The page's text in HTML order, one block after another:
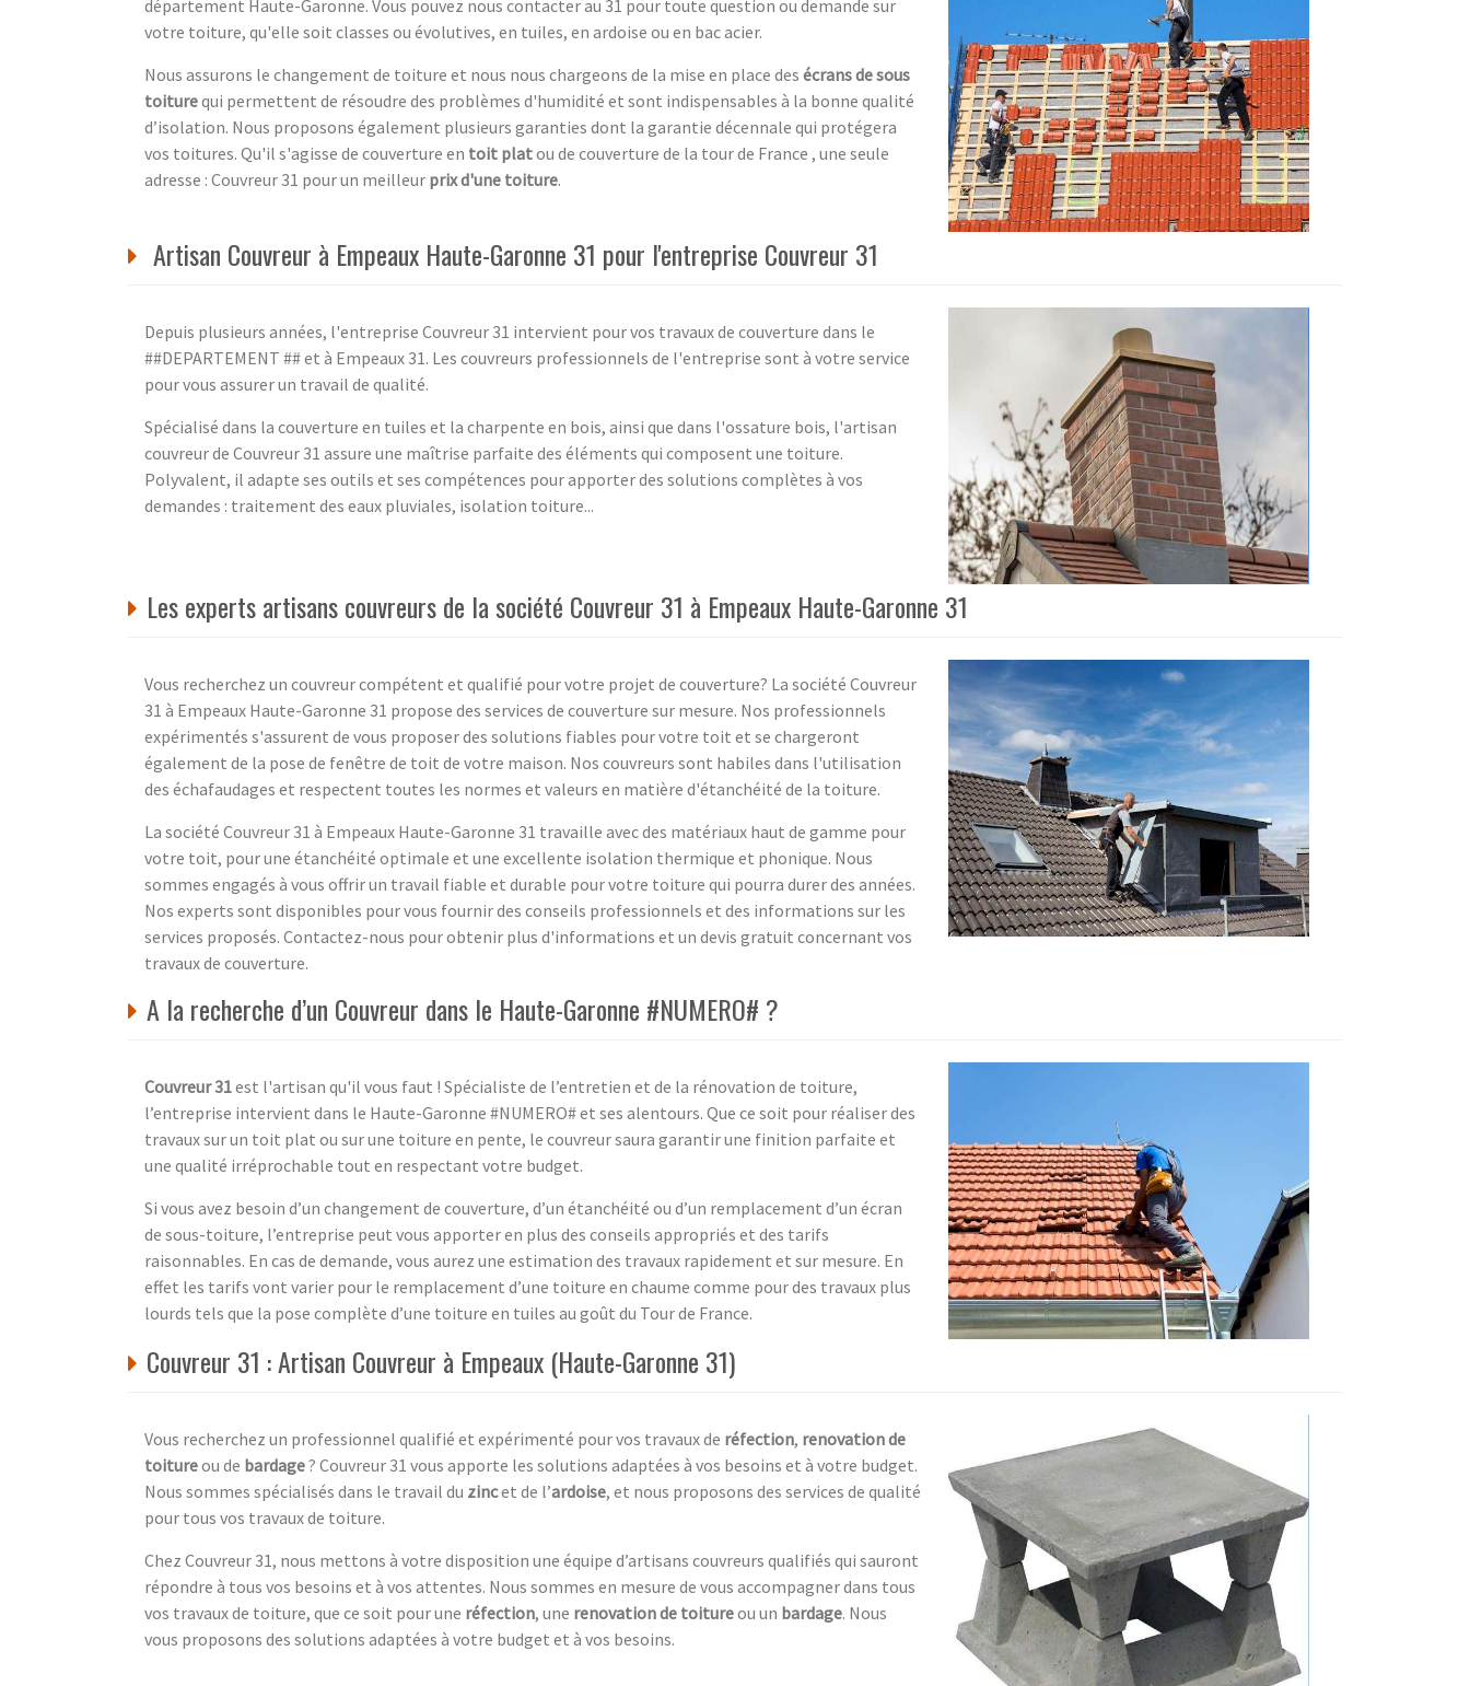
département Haute-Garonne. Vous pouvez nous contacter au 31 pour toute question ou demande sur
votre toiture, qu'elle soit classes ou évolutives, en tuiles, en ardoise ou en bac acier.
Nous assurons le changement de toiture et nous nous chargeons de la mise en place des écrans de sous
toiturequi permettent de résoudre des problèmes d'humidité et sont indispensables à la bonne qualité
d’isolation. Nous proposons également plusieurs garanties dont la garantie décennale qui protégera
vos toitures. Qu'il s'agisse de couverture en toit platou de couverture de la tour de France , une seule
adresse : Couvreur 31 pour un meilleur prix d'une toiture.
Artisan Couvreur à Empeaux Haute-Garonne 31 pour l'entreprise Couvreur 31
Depuis plusieurs années, l'entreprise Couvreur 31 intervient pour vos travaux de couverture dans le
##DEPARTEMENT ## et à Empeaux 31. Les couvreurs professionnels de l'entreprise sont à votre service
pour vous assurer un travail de qualité.
Spécialisé dans la couverture en tuiles et la charpente en bois, ainsi que dans l'ossature bois, l'artisan
couvreur de Couvreur 31 assure une maîtrise parfaite des éléments qui composent une toiture.
Polyvalent, il adapte ses outils et ses compétences pour apporter des solutions complètes à vos
demandes : traitement des eaux pluviales, isolation toiture...
Les experts artisans couvreurs de la société Couvreur 31 à Empeaux Haute-Garonne 31
Vous recherchez un couvreur compétent et qualifié pour votre projet de couverture? La société Couvreur
31 à Empeaux Haute-Garonne 31 propose des services de couverture sur mesure. Nos professionnels
expérimentés s'assurent de vous proposer des solutions fiables pour votre toit et se chargeront
également de la pose de fenêtre de toit de votre maison. Nos couvreurs sont habiles dans l'utilisation
des échafaudages et respectent toutes les normes et valeurs en matière d'étanchéité de la toiture.
La société Couvreur 31 à Empeaux Haute-Garonne 31 travaille avec des matériaux haut de gamme pour
votre toit, pour une étanchéité optimale et une excellente isolation thermique et phonique. Nous
sommes engagés à vous offrir un travail fiable et durable pour votre toiture qui pourra durer des années.
Nos experts sont disponibles pour vous fournir des conseils professionnels et des informations sur les
services proposés. Contactez-nous pour obtenir plus d'informations et un devis gratuit concernant vos
travaux de couverture.
A la recherche d’un Couvreur dans le Haute-Garonne #NUMERO# ?
Couvreur 31est l'artisan qu'il vous faut ! Spécialiste de l’entretien et de la rénovation de toiture,
l’entreprise intervient dans le Haute-Garonne #NUMERO# et ses alentours. Que ce soit pour réaliser des
travaux sur un toit plat ou sur une toiture en pente, le couvreur saura garantir une finition parfaite et
une qualité irréprochable tout en respectant votre budget.
Si vous avez besoin d’un changement de couverture, d’un étanchéité ou d’un remplacement d’un écran
de sous-toiture, l’entreprise peut vous apporter en plus des conseils appropriés et des tarifs
raisonnables. En cas de demande, vous aurez une estimation des travaux rapidement et sur mesure. En
effet les tarifs vont varier pour le remplacement d’une toiture en chaume comme pour des travaux plus
lourds tels que la pose complète d’une toiture en tuiles au goût du Tour de France.
Couvreur 31 : Artisan Couvreur à Empeaux (Haute-Garonne 31)
Vous recherchez un professionnel qualifié et expérimenté pour vos travaux de réfection, renovation de
toitureou de bardage? Couvreur 31 vous apporte les solutions adaptées à vos besoins et à votre budget.
Nous sommes spécialisés dans le travail du zincet de l’ardoise, et nous proposons des services de qualité
pour tous vos travaux de toiture.
Chez Couvreur 31, nous mettons à votre disposition une équipe d’artisans couvreurs qualifiés qui sauront
répondre à tous vos besoins et à vos attentes. Nous sommes en mesure de vous accompagner dans tous
vos travaux de toiture, que ce soit pour une réfection, une renovation de toitureou un bardage. Nous
vous proposons des solutions adaptées à votre budget et à vos besoins.